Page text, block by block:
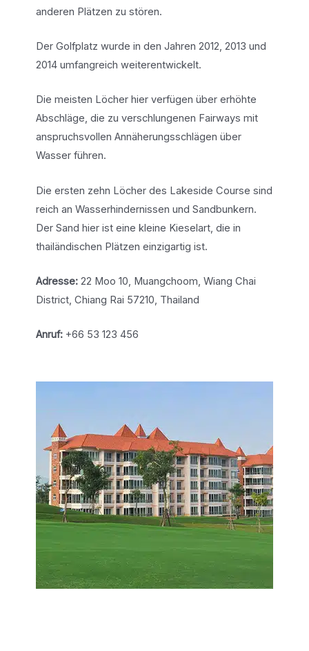
anderen Plätzen zu stören.
Der Golfplatz wurde in den Jahren 2012, 2013 und
2014 umfangreich weiterentwickelt.
Die meisten Löcher hier verfügen über erhöhte
Abschläge, die zu verschlungenen Fairways mit
anspruchsvollen Annäherungsschlägen über
Wasser führen.
Die ersten zehn Löcher des Lakeside Course sind
reich an Wasserhindernissen und Sandbunkern.
Der Sand hier ist eine kleine Kieselart, die in
thailändischen Plätzen einzigartig ist.
Adresse:22 Moo 10, Muangchoom, Wiang Chai
District, Chiang Rai 57210, Thailand
Anruf:+66 53 123 456